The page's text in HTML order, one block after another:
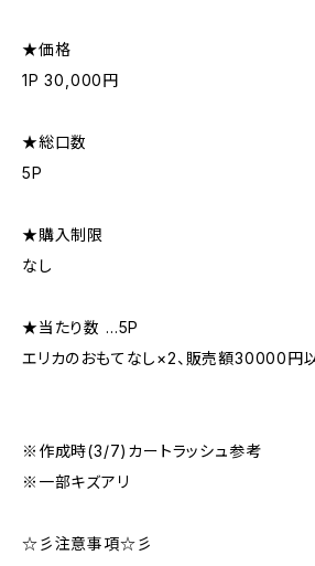
★価格
1P 30,000円
★総口数
5P
★購入制限
なし
★当たり数 …5P
エリカのおもてなし×2、販売額30000円
※作成時(3/7)カートラッシュ参考
※一部キズアリ
☆彡注意事項☆彡